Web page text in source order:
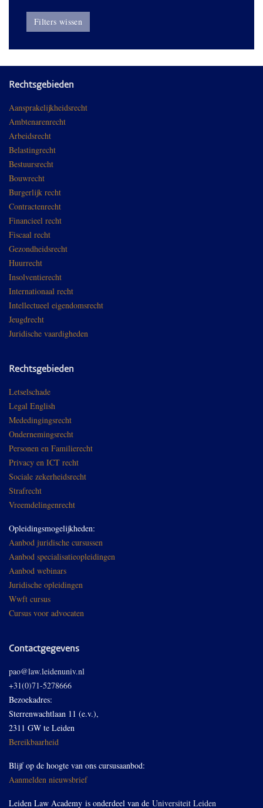
Filters wissen
Rechtsgebieden
Aansprakelijkheidsrecht
Ambtenarenrecht
Arbeidsrecht
Belastingrecht
Bestuursrecht
Bouwrecht
Burgerlijk recht
Contractenrecht
Financieel recht
Fiscaal recht
Gezondheidsrecht
Huurrecht
Insolventierecht
Internationaal recht
Intellectueel eigendomsrecht
Jeugdrecht
Juridische vaardigheden
Rechtsgebieden
Letselschade
Legal English
Mededingingsrecht
Ondernemingsrecht
Personen en Familierecht
Privacy en ICT recht
Sociale zekerheidsrecht
Strafrecht
Vreemdelingenrecht
Opleidingsmogelijkheden:
Aanbod juridische cursussen
Aanbod specialisatieopleidingen
Aanbod webinars
Juridische opleidingen
Wwft cursus
Cursus voor advocaten
Contactgegevens
pao@law.leidenuniv.nl
+31(0)71-5278666
Bezoekadres:
Sterrenwachtlaan 11 (e.v.),
2311 GW te Leiden
Bereikbaarheid
Blijf op de hoogte van ons cursusaanbod:
Aanmelden nieuwsbrief
Leiden Law Academy is onderdeel van de Universiteit Leiden